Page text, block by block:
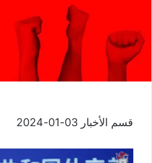
قسم الأخبار 03-01-2024